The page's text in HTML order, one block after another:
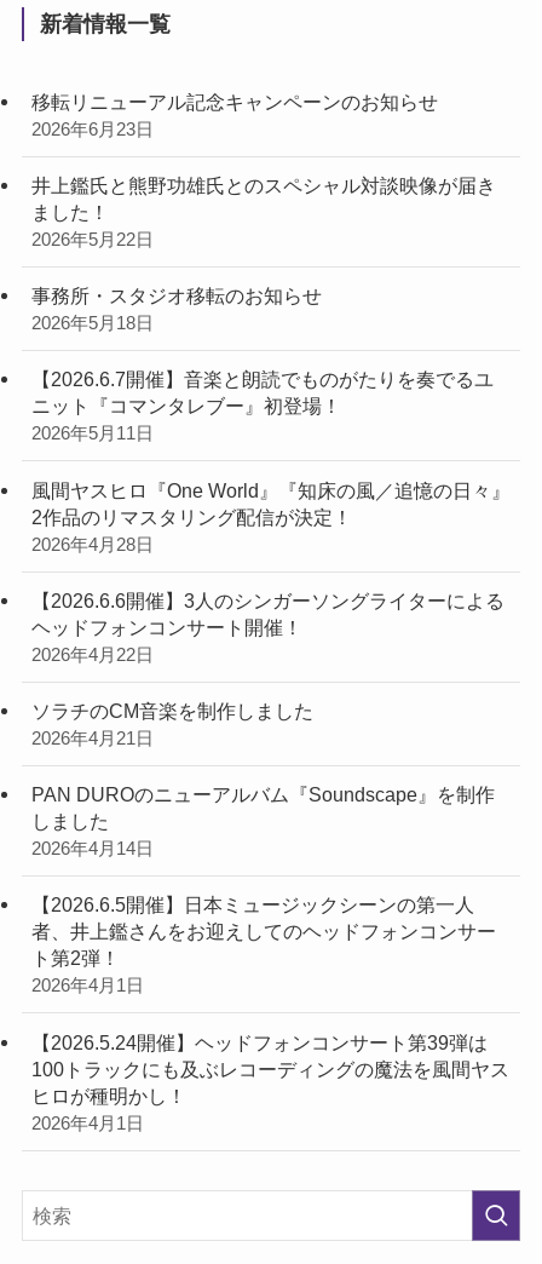
新着情報一覧
移転リニューアル記念キャンペーンのお知らせ
2026年6月23日
井上鑑氏と熊野功雄氏とのスペシャル対談映像が届き
ました！
2026年5月22日
事務所・スタジオ移転のお知らせ
2026年5月18日
【2026.6.7開催】音楽と朗読でものがたりを奏でるユ
ニット『コマンタレブー』初登場！
2026年5月11日
風間ヤスヒロ『One World』『知床の風／追憶の日々』
2作品のリマスタリング配信が決定！
2026年4月28日
【2026.6.6開催】3人のシンガーソングライターによる
ヘッドフォンコンサート開催！
2026年4月22日
ソラチのCM音楽を制作しました
2026年4月21日
PAN DUROのニューアルバム『Soundscape』を制作
しました
2026年4月14日
【2026.6.5開催】日本ミュージックシーンの第一人
者、井上鑑さんをお迎えしてのヘッドフォンコンサー
ト第2弾！
2026年4月1日
【2026.5.24開催】ヘッドフォンコンサート第39弾は
100トラックにも及ぶレコーディングの魔法を風間ヤス
ヒロが種明かし！
2026年4月1日